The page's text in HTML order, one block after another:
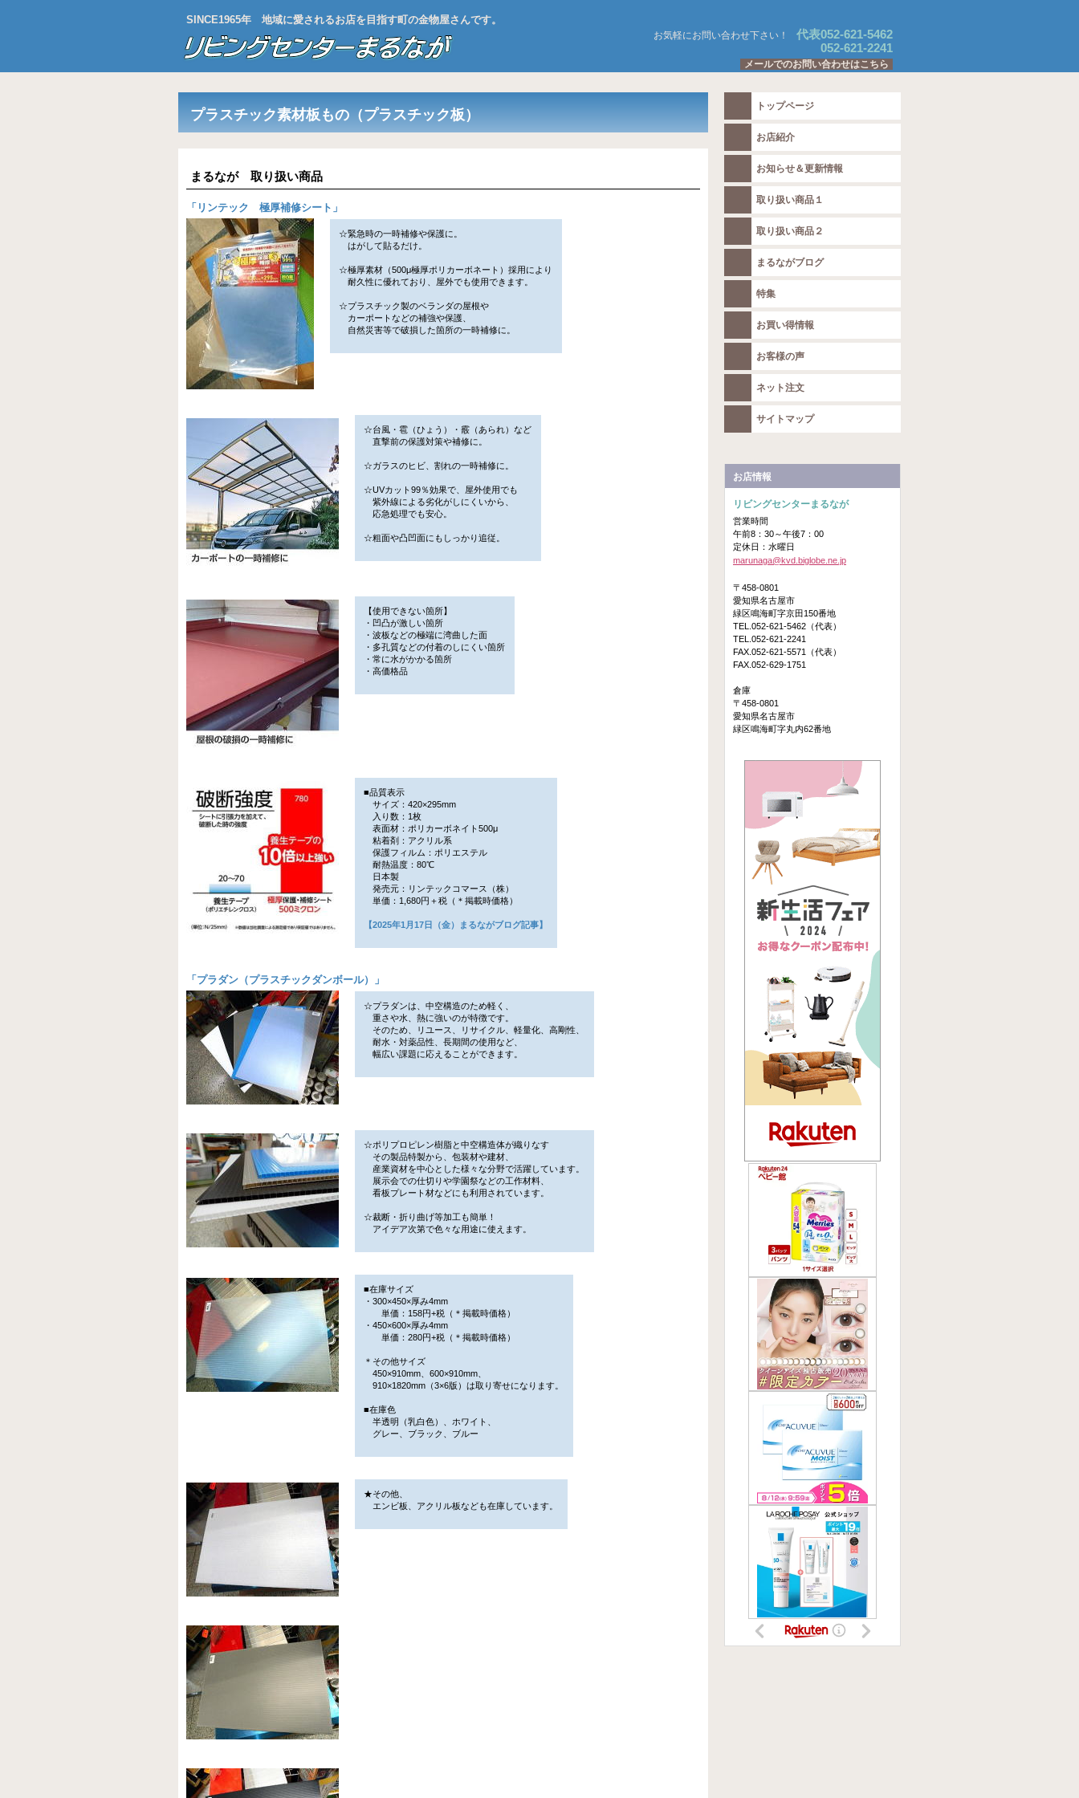
SINCE1965年 地域に愛されるお店を目指す町の金物屋さんです。
お気軽にお問い合わせ下さい！
代表052-621-5462
052-621-2241
メールでのお問い合わせはこちら
プラスチック素材板もの（プラスチック板）
まるなが 取り扱い商品
「 リンテック 極厚補修シート 」
☆緊急時の一時補修や保護に。
はがして貼るだけ。
☆極厚素材（500μ極厚ポリカーボネート）採用により
耐久性に優れており、屋外でも使用できます。
☆プラスチック製のベランダの屋根や
カーポートなどの補強や保護、
自然災害等で破損した箇所の一時補修に。
☆台風・雹（ひょう）・霰（あられ）など
直撃前の保護対策や補修に。
☆ガラスのヒビ、割れの一時補修に。
☆UVカット99％効果で、屋外使用でも
紫外線による劣化がしにくいから、
応急処理でも安心。
☆粗面や凸凹面にもしっかり追従。
【使用できない箇所】
・凹凸が激しい箇所
・波板などの極端に湾曲した面
・多孔質などの付着のしにくい箇所
・常に水がかかる箇所
・高価格品
■品質表示
サイズ：420×295mm
入り数：1枚
表面材：ポリカーボネイト500μ
粘着剤：アクリル系
保護フィルム：ポリエステル
耐熱温度：80℃
日本製
発売元：リンテックコマース（株）
単価：1,680円＋税（＊掲載時価格）
【2025年1月17日（金）まるながブログ記事】
「 プラダン（プラスチックダンボール） 」
☆プラダンは、中空構造のため軽く、
重さや水、熱に強いのが特徴です。
そのため、リユース、リサイクル、軽量化、高剛性、
耐水・対薬品性、長期間の使用など、
幅広い課題に応えることができます。
☆ポリプロピレン樹脂と中空構造体が織りなす
その製品特製から、包装材や建材、
産業資材を中心とした様々な分野で活躍しています。
展示会での仕切りや学園祭などの工作材料、
看板プレート材などにも利用されています。
☆裁断・折り曲げ等加工も簡単！
アイデア次第で色々な用途に使えます。
■在庫サイズ
・300×450×厚み4mm
単価：158円+税（＊掲載時価格）
・450×600×厚み4mm
単価：280円+税（＊掲載時価格）
＊その他サイズ
450×910mm、600×910mm、
910×1820mm（3×6版）は取り寄せになります。
■在庫色
半透明（乳白色）、ホワイト、
グレー、ブラック、ブルー
★その他、
エンビ板、アクリル板なども在庫しています。
トップページ
お店紹介
お知らせ＆更新情報
取り扱い商品１
取り扱い商品２
まるながブログ
特集
お買い得情報
お客様の声
ネット注文
サイトマップ
お店情報
リビングセンターまるなが
営業時間
午前8：30～午後7：00
定休日：水曜日
marunaga@kvd.biglobe.ne.jp
〒458-0801
愛知県名古屋市
緑区鳴海町字京田150番地
TEL.052-621-5462（代表）
TEL.052-621-2241
FAX.052-621-5571（代表）
FAX.052-629-1751
倉庫
〒458-0801
愛知県名古屋市
緑区鳴海町字丸内62番地